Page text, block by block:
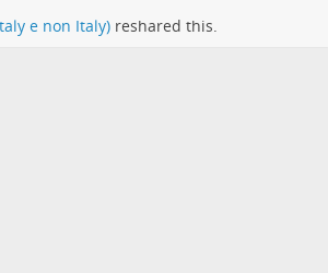
e non Italy) reshared this.